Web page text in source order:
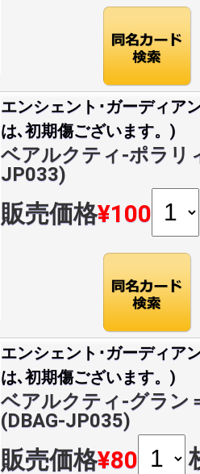
エンシェント･ガーディア
は､初期傷ございます。)
ベアルクティ-ポラリ
JP033)
販売価格¥100
エンシェント･ガーディア
は､初期傷ございます。)
ベアルクティ-グラン
(DBAG-JP035)
販売価格¥80